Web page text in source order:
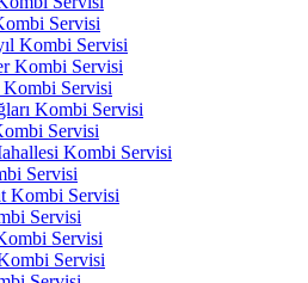
Servisi
Kombi Servisi
Kombi Servisi
Kombi Servisi
Kombi Servisi
Servisi
Kombi Servisi
Servisi
Kombi Servisi
Servisi
Servisi
Servisi